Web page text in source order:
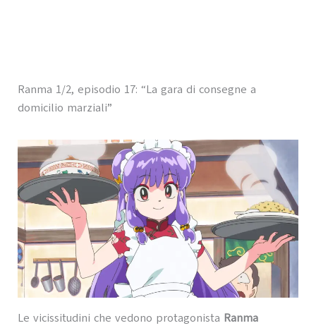
Ranma 1/2, episodio 17: “La gara di consegne a
domicilio marziali”
Le vicissitudini che vedono protagonista Ranma